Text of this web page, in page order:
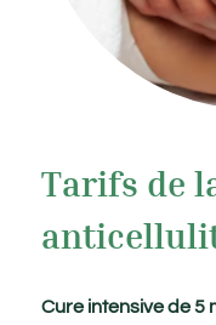
Tarifs de
Cure intensive de 5